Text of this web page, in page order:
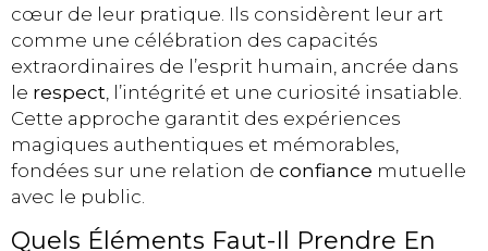
cœur de leur pratique. Ils considèrent leur art
comme une célébration des capacités
extraordinaires de l’esprit humain, ancrée dans
le respect , l’intégrité et une curiosité insatiable.
Cette approche garantit des expériences
magiques authentiques et mémorables,
fondées sur une relation de confiance mutuelle
avec le public.
Quels Éléments Faut-Il Prendre En